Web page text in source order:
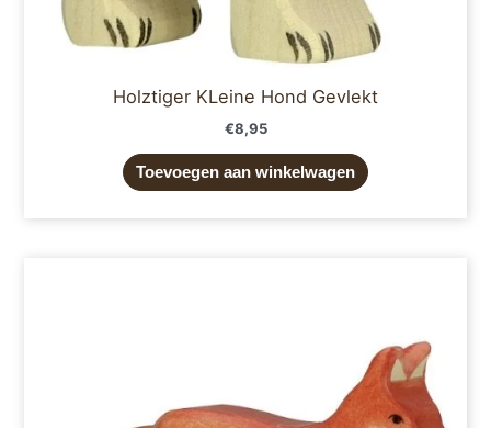
Holztiger KLeine Hond Gevlekt
€8,95
Toevoegen aan winkelwagen